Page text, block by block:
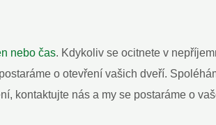
nebo čas. Kdykoliv se ocitnete v
o otevření vašich dveří.
kontaktujte nás a my se postaráme o